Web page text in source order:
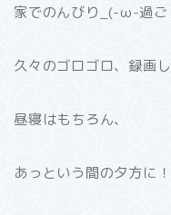
家でのんびり_(-ω-過ご
久々のゴロゴロ、録画
昼寝はもちろん、
あっという間の夕方に！